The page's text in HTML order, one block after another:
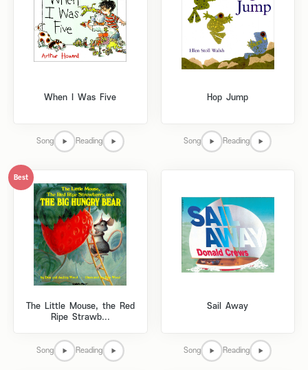
When I Was Five
Song Reading
Hop Jump
Song Reading
Best
The Little Mouse, the Red
Ripe Strawb...
Song Reading
Sail Away
Song Reading